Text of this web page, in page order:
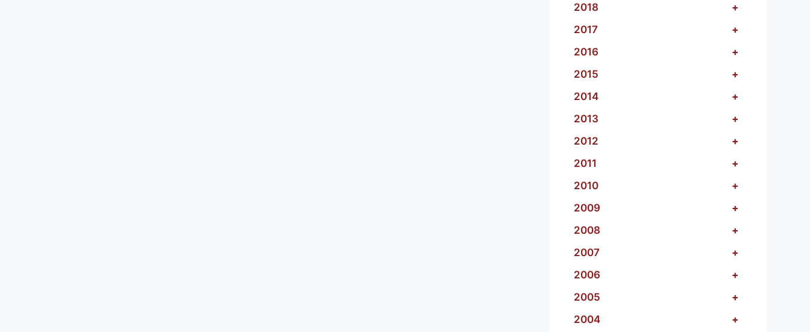
2018
+
2017
+
2016
+
2015
+
2014
+
2013
+
2012
+
2011
+
2010
+
2009
+
2008
+
2007
+
2006
+
2005
+
2004
+